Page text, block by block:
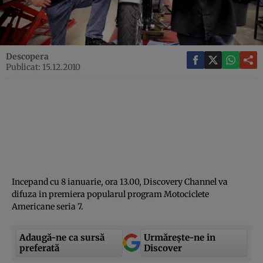
Descopera
Publicat: 15.12.2010
Incepand cu 8 ianuarie, ora 13.00, Discovery Channel va
difuza in premiera popularul program Motociclete
Americane seria 7.
Adaugă-ne ca sursă
preferată
Urmărește-ne in
Discover